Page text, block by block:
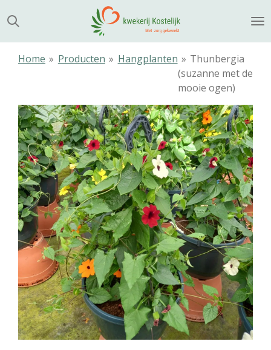
direct
naar
Home » Producten » Hangplanten » Thunbergia
(suzanne met de
mooie ogen)